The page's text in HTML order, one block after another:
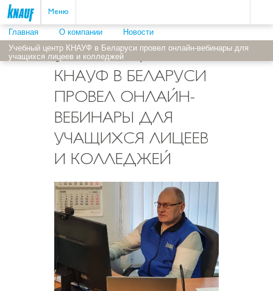
Меню
Главная О компании
Новости
Учебный центр КНАУФ в Беларуси провел онлайн-вебинары для
учащихся лицеев и колледжей
УЧЕБНЫЙ ЦЕНТР
КНАУФ В БЕЛАРУСИ
ПРОВЕЛ ОНЛАЙН-
ВЕБИНАРЫ ДЛЯ
УЧАЩИХСЯ ЛИЦЕЕВ
И КОЛЛЕДЖЕЙ